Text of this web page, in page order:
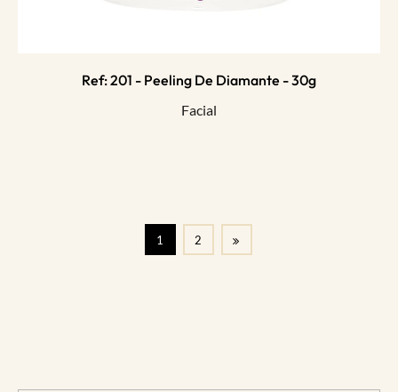
Ref: 201 - Peeling De Diamante - 30g
Facial
1 2